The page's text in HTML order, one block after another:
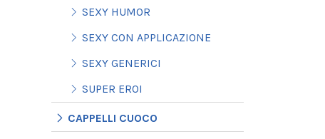
SEXY HUMOR
SEXY CON APPLICAZIONE
SEXY GENERICI
SUPER EROI
CAPPELLI CUOCO